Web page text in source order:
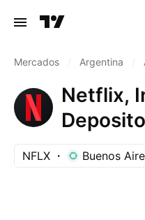
Mercados Argentina
Netflix,
NFLX Buenos